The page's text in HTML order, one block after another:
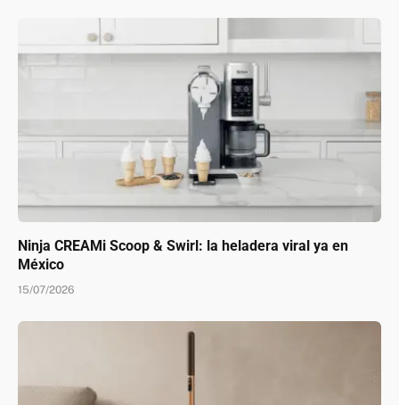
Ninja CREAMi Scoop & Swirl: la heladera viral ya en
México
15/07/2026